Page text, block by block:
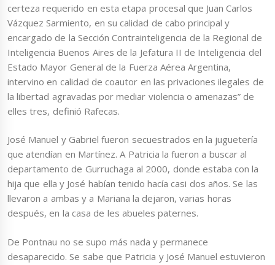
certeza requerido en esta etapa procesal que Juan Carlos
Vázquez Sarmiento, en su calidad de cabo principal y
encargado de la Sección Contrainteligencia de la Regional de
Inteligencia Buenos Aires de la Jefatura II de Inteligencia del
Estado Mayor General de la Fuerza Aérea Argentina,
intervino en calidad de coautor en las privaciones ilegales de
la libertad agravadas por mediar violencia o amenazas” de
elles tres, definió Rafecas.
José Manuel y Gabriel fueron secuestrados en la juguetería
que atendían en Martínez. A Patricia la fueron a buscar al
departamento de Gurruchaga al 2000, donde estaba con la
hija que ella y José habían tenido hacía casi dos años. Se las
llevaron a ambas y a Mariana la dejaron, varias horas
después, en la casa de les abueles paternes.
De Pontnau no se supo más nada y permanece
desaparecido. Se sabe que Patricia y José Manuel estuvieron